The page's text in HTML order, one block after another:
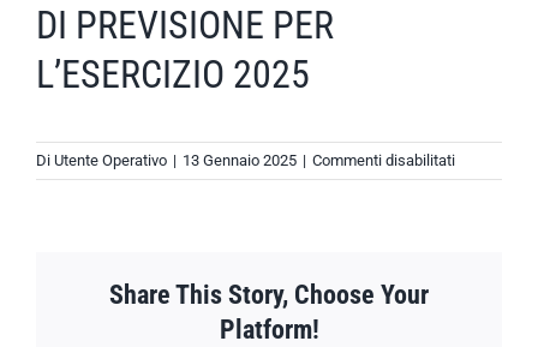
DI PREVISIONE PER
L’ESERCIZIO 2025
Di Utente Operativo | 13 Gennaio 2025 | Commenti disabilitatisu
Share This Story, Choose Your
Platform!